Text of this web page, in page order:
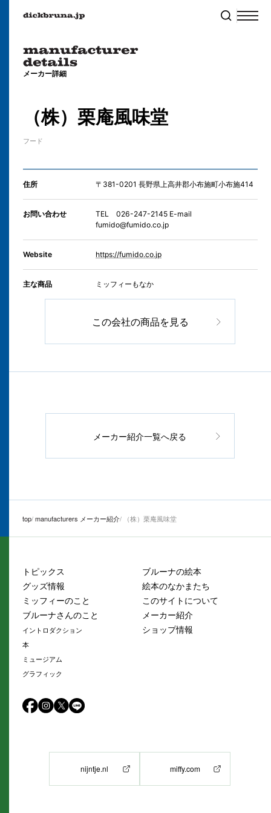
メーカー詳細
（株）栗庵風味堂
フード
住所 〒381-0201 長野県上高井郡小布施町小布施414
お問い合わせ
TEL 026-247-2145 E-mail
fumido@fumido.co.jp
Website https://fumido.co.jp
主な商品 ミッフィーもなか
この会社の商品を見る
メーカー紹介一覧へ戻る
top manufacturers メーカー紹介 （株）栗庵風味堂
トピックス
グッズ情報
ミッフィーのこと
ブルーナさんのこと
イントロダクション
本
ミュージアム
グラフィック
ブルーナの絵本
絵本のなかまたち
このサイトについて
メーカー紹介
ショップ情報
nijntje.nl miffy.com